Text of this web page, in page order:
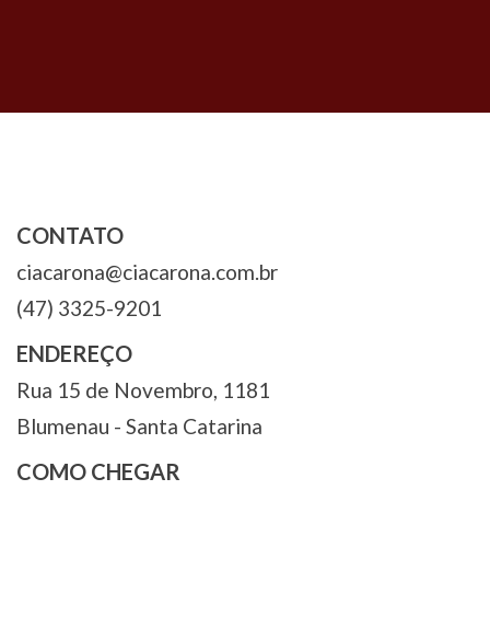
CONTATO
ciacarona@ciacarona.com.br
(47) 3325-9201
ENDEREÇO
Rua 15 de Novembro, 1181
Blumenau - Santa Catarina
COMO CHEGAR